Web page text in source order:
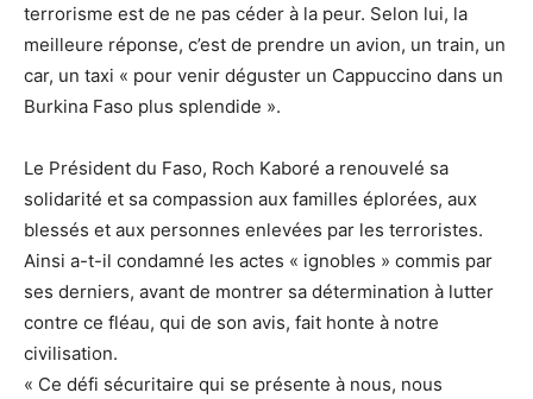
terrorisme est de ne pas céder à la peur. Selon lui, la
meilleure réponse, c’est de prendre un avion, un train, un
car, un taxi « pour venir déguster un Cappuccino dans un
Burkina Faso plus splendide ».
Le Président du Faso, Roch Kaboré a renouvelé sa
solidarité et sa compassion aux familles éplorées, aux
blessés et aux personnes enlevées par les terroristes.
Ainsi a-t-il condamné les actes « ignobles » commis par
ses derniers, avant de montrer sa détermination à lutter
contre ce fléau, qui de son avis, fait honte à notre
civilisation.
« Ce défi sécuritaire qui se présente à nous, nous